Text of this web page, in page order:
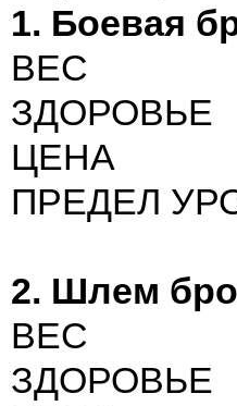
1. Боевая
ВЕС -
ЦЕНА -
ПРЕДЕЛ
2. Шлем
ВЕС -